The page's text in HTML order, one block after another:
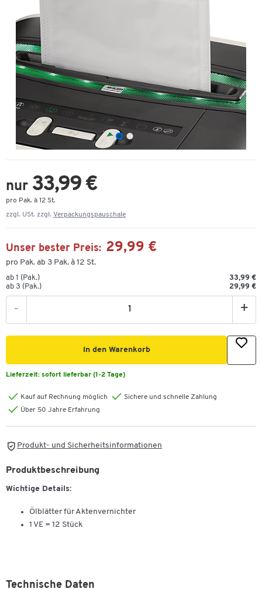
nur 33,99 €
pro Pak. à 12 St.
zzgl. USt. zzgl. Verpackungspauschale
Unser bester Preis: 29,99 €
pro Pak. ab 3 Pak. à 12 St.
ab 1 (Pak.)
33,99 €
ab 3 (Pak.)
29,99 €
- +
In den Warenkorb
Lieferzeit: sofort lieferbar (1-2 Tage)
Kauf auf Rechnung möglich
Sichere und schnelle Zahlung
Über 50 Jahre Erfahrung
Produkt- und Sicherheitsinformationen
Produktbeschreibung
Wichtige Details:
Ölblätter für Aktenvernichter
1 VE = 12 Stück
Technische Daten